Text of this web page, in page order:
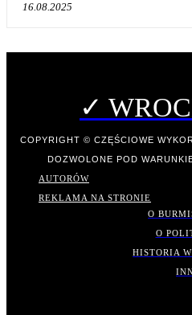
16.08.2025
✓
COPYRIGHT © CZĘŚCIOWE
DOZWOLONE POD
AUTORÓW
REKLAMA NA STRONIE
O
O
HISTORIA